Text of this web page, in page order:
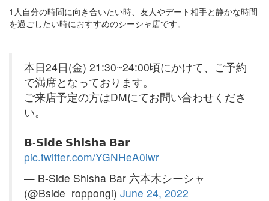
1人自分の時間に向き合いたい時、友人やデート相手と静かな時間
を過ごしたい時におすすめのシーシャ店です。
本日24日(金) 21:30~24:00頃にかけて、ご予約
で満席となっております。
ご来店予定の方はDMにてお問い合わせくださ
い。
𝗕-𝗦𝗶𝗱𝗲 𝗦𝗵𝗶𝘀𝗵𝗮 𝗕𝗮𝗿
pic.twitter.com/YGNHeA0iwr
— B-Side Shisha Bar 六本木シーシャ
(@Bside_roppongi) June 24, 2022